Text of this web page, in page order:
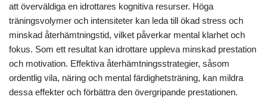
att överväldiga en idrottares kognitiva resurser. Höga
träningsvolymer och intensiteter kan leda till ökad stress och
minskad återhämtningstid, vilket påverkar mental klarhet och
fokus. Som ett resultat kan idrottare uppleva minskad prestation
och motivation. Effektiva återhämtningsstrategier, såsom
ordentlig vila, näring och mental färdighetsträning, kan mildra
dessa effekter och förbättra den övergripande prestationen.